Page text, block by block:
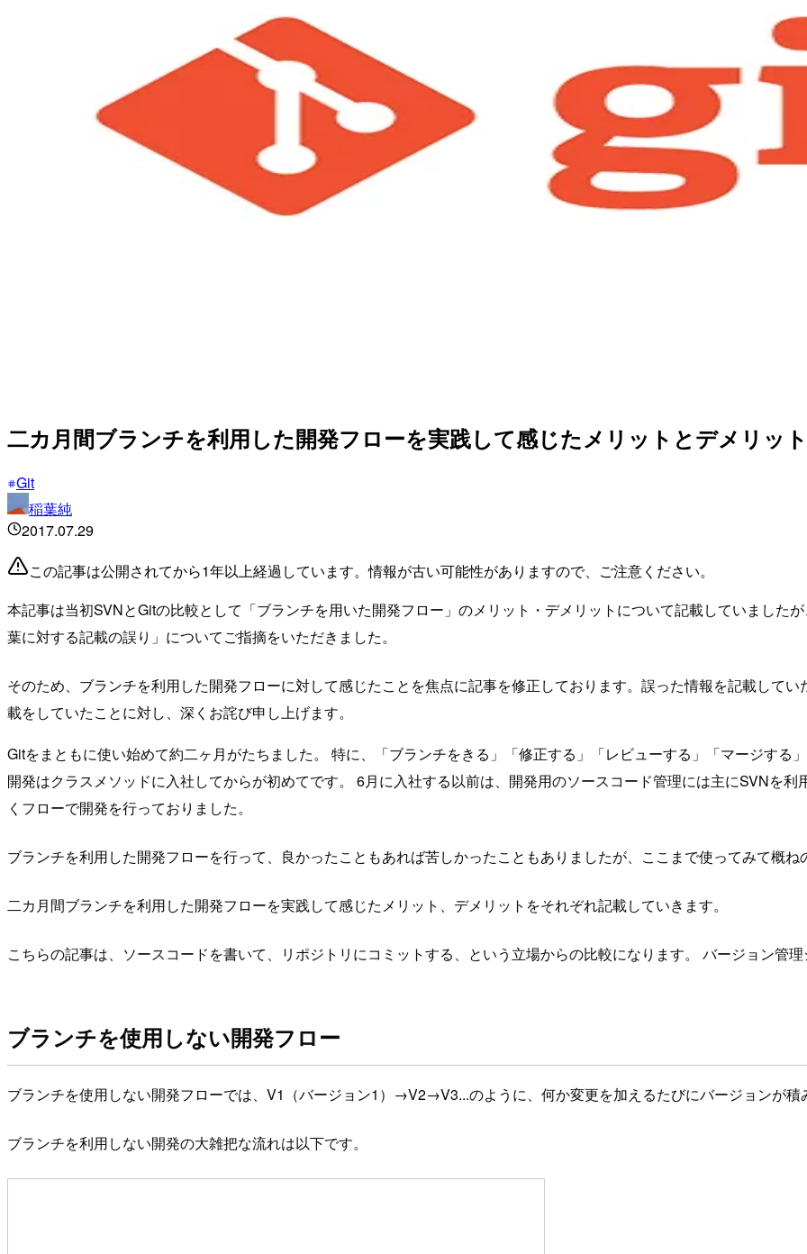
二カ月間ブランチを利用した開発フローを実践して感じたメリットとデメリット
Git
稲葉純
2017.07.29
この記事は公開されてから1年以上経過しています。情報が古い可能性がありますので、ご注意ください。
本記事は当初SVNとGitの比較として「ブランチを用いた開発フロー」のメリット・デメリットについて記載していました
葉に対する記載の誤り」についてご指摘をいただきました。
そのため、ブランチを利用した開発フローに対して感じたことを焦点に記事を修正しております。誤った情報を記載して
載をしていたことに対し、深くお詫び申し上げます。
Gitをまともに使い始めて約二ヶ月がたちました。 特に、「ブランチをきる」「修正する」「レビューする」「マージする
開発はクラスメソッドに入社してからが初めてです。 6月に入社する以前は、開発用のソースコード管理には主にSVNを
くフローで開発を行っておりました。
ブランチを利用した開発フローを行って、良かったこともあれば苦しかったこともありましたが、ここまで使ってみて概
二カ月間ブランチを利用した開発フローを実践して感じたメリット、デメリットをそれぞれ記載していきます。
こちらの記事は、ソースコードを書いて、リポジトリにコミットする、という立場からの比較になります。 バージョン管
ブランチを使用しない開発フロー
ブランチを使用しない開発フローでは、V1（バージョン1）→V2→V3...のように、何か変更を加えるたびにバージョンが積
ブランチを利用しない開発の大雑把な流れは以下です。